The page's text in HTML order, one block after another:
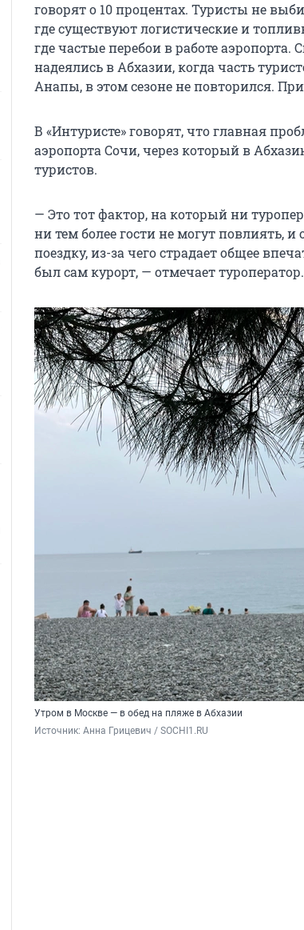
говорят о 10 процентах. Туристы не
где существуют логистические и
где частые перебои в работе аэропорта.
надеялись в Абхазии, когда часть
Анапы, в этом сезоне не повторился.
В «Интуристе» говорят, что главная
аэропорта Сочи, через который в
туристов.
— Это тот фактор, на который ни
ни тем более гости не могут повлиять,
поездку, из-за чего страдает общее
был сам курорт, — отмечает туроператор.
Утром в Москве — в обед на пляже в Абхазии
Источник: Анна Грицевич / SOCHI1.RU